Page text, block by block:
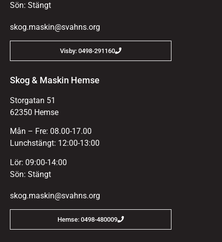
Sön: Stängt
skog.maskin@svahns.org
Visby: 0498-291160
Skog & Maskin Hemse
Storgatan 51
62350 Hemse
Mån – Fre: 08.00-17.00
Lunchstängt: 12:00-13:00
Lör: 09:00-14:00
Sön: Stängt
skog.maskin@svahns.org
Hemse: 0498-480009